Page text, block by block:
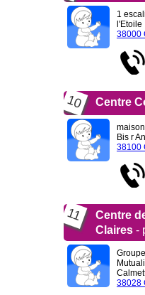
1
l'Etoile
38000
10 Centre
Bis r
38100
11
Centre
Claires -
38028